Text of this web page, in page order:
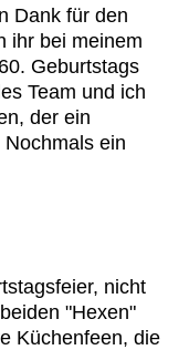
Dank für den
ihr bei meinem
Geburtstags
Team und ich
der ein
ein
nicht
"Hexen"
Küchenfeen, die